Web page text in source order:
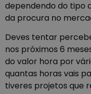
dependendo do tipo
da procura no
Deves tentar
nos próximos 6
do valor hora por
quantas horas vais
tiveres projetos que